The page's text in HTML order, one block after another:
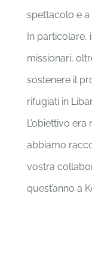
spettacolo e a
In
missionari,
sostenere il
rifugiati in
L’obiettivo
abbiamo
vostra
quest’anno a